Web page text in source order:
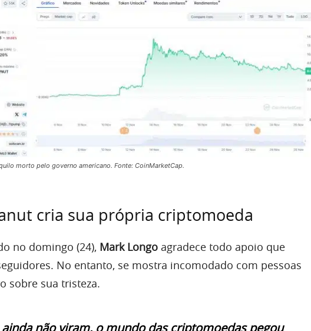
morto pelo governo americano. Fonte: CoinMarketCap.
cria sua própria criptomoeda
no domingo (24), Mark Longo agradece todo apoio que
No entanto, se mostra incomodado com pessoas
sobre sua tristeza.
ainda não viram, o mundo das criptomoedas pegou